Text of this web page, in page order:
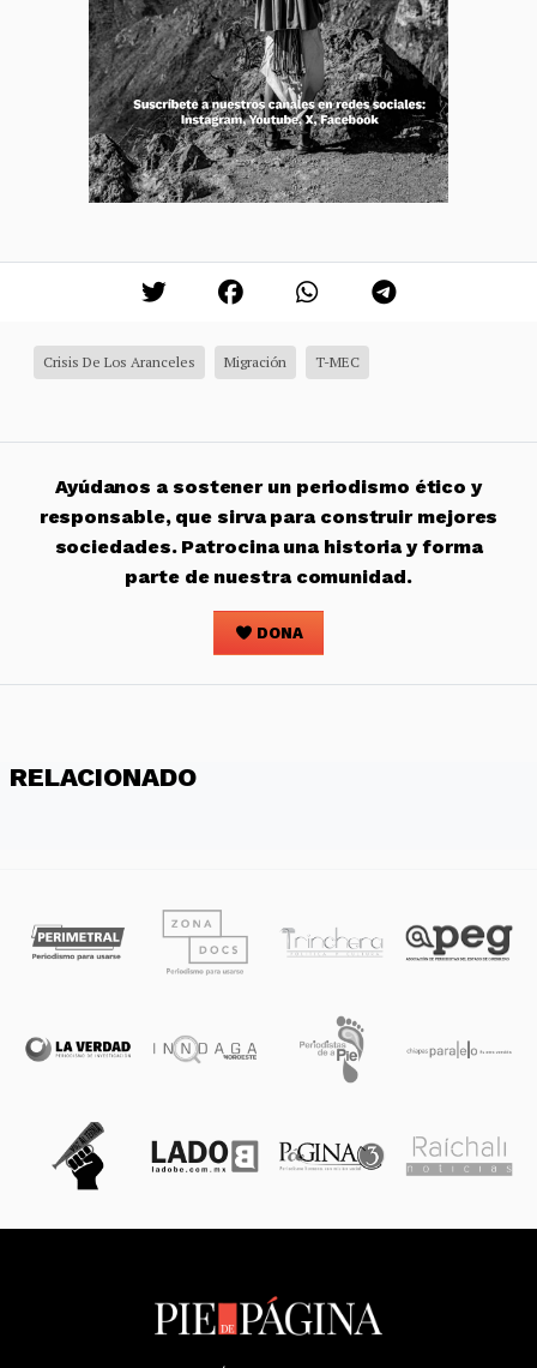
Crisis De Los Aranceles Migración T-MEC
Ayúdanos a sostener un periodismo ético y
responsable, que sirva para construir mejores
sociedades. Patrocina una historia y forma
parte de nuestra comunidad.
DONA
RELACIONADO